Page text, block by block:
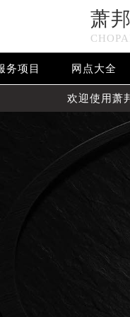
萧
务项目 网点大全
欢迎使用萧